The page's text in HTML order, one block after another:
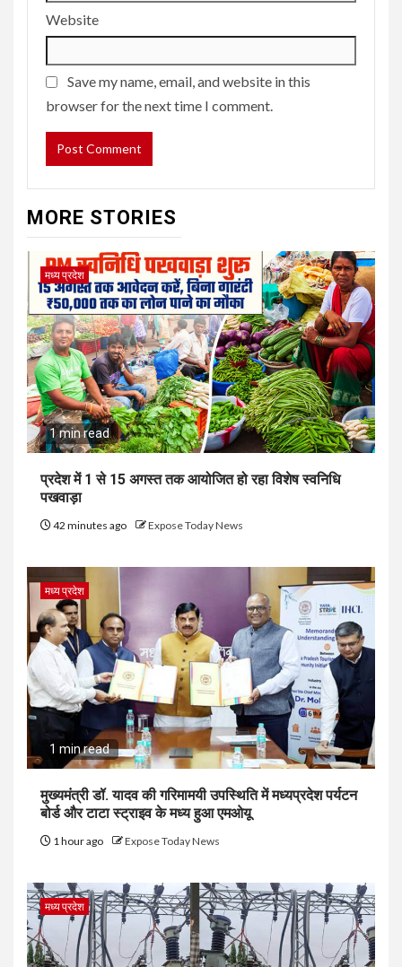
Website
Save my name, email, and website in this
browser for the next time I comment.
MORE STORIES
मध्य प्रदेश
1 min read
प्रदेश में 1 से 15 अगस्त तक आयोजित हो रहा विशेष स्वनिधि
पखवाड़ा
42 minutes ago Expose Today News
मध्य प्रदेश
1 min read
मुख्यमंत्री डॉ. यादव की गरिमामयी उपस्थिति में मध्यप्रदेश पर्यटन
बोर्ड और टाटा स्ट्राइव के मध्य हुआ एमओयू
1 hour ago Expose Today News
मध्य प्रदेश